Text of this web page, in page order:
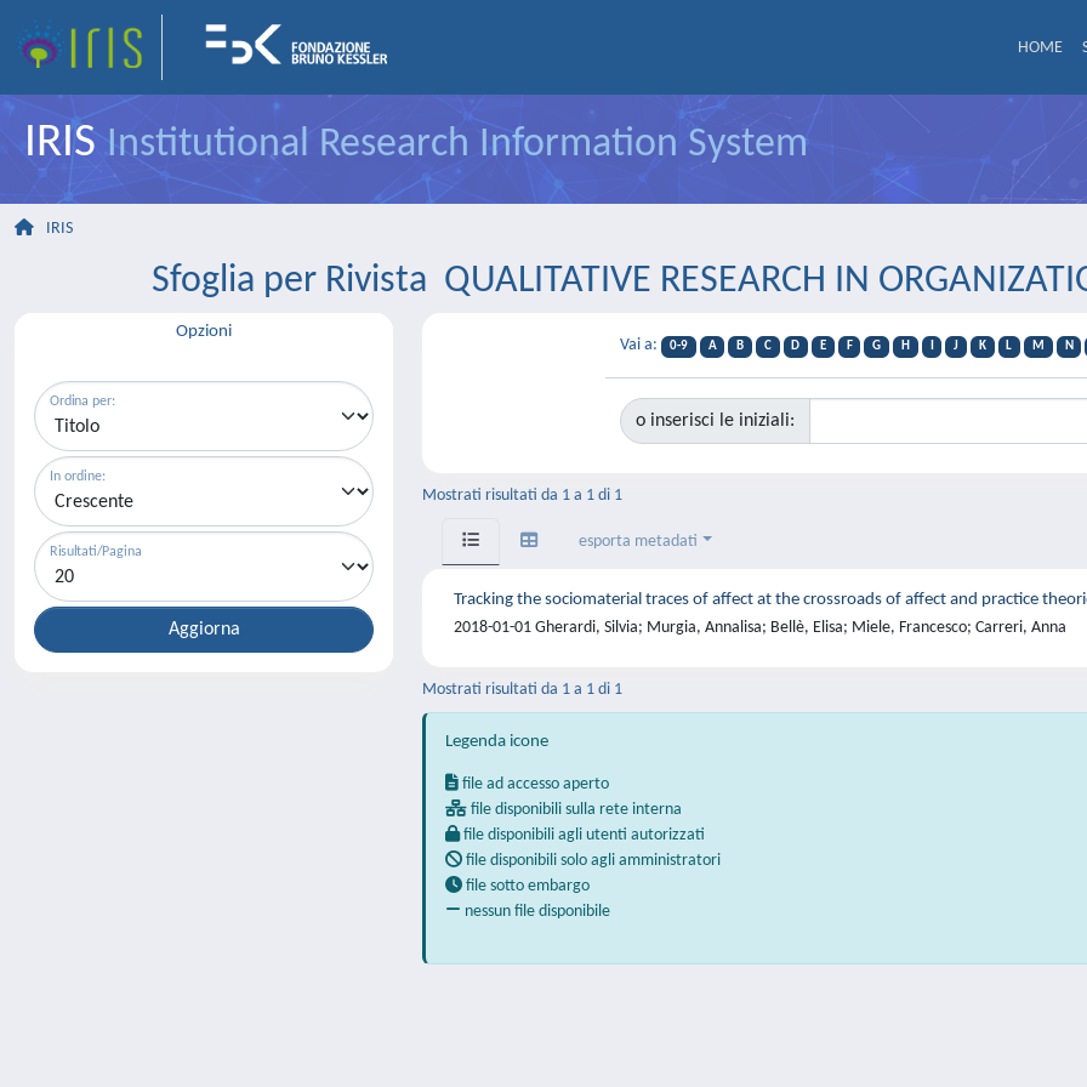
HOME
IRISInstitutional Research Information System
IRIS
Sfoglia per Rivista QUALITATIVE RESEARCH IN
Opzioni
Ordina per:
In ordine:
Risultati/Pagina
Vai a: 0-9 A B C D E F G H J K L M N
o inserisci le iniziali:
Mostrati risultati da 1 a 1 di 1
esporta metadati
Tracking the sociomaterial traces of affect at the crossroads of affect and practice
2018-01-01 Gherardi, Silvia; Murgia, Annalisa; Bellè, Elisa; Miele, Francesco; Carreri, Anna
Mostrati risultati da 1 a 1 di 1
Legenda icone
file ad accesso aperto
file disponibili sulla rete interna
file disponibili agli utenti autorizzati
file disponibili solo agli amministratori
file sotto embargo
nessun file disponibile